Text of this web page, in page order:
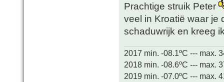
Prachtige struik Peter
veel in Kroatië waar je
schaduwrijk en kreeg
2017 min. -08.1ºC --- max.
2018 min. -08.6ºC --- max.
2019 min. -07.0ºC --- max.